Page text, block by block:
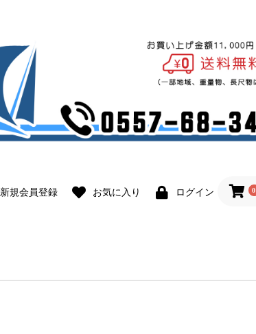
新規会員登録 お気に入り ログイン 0